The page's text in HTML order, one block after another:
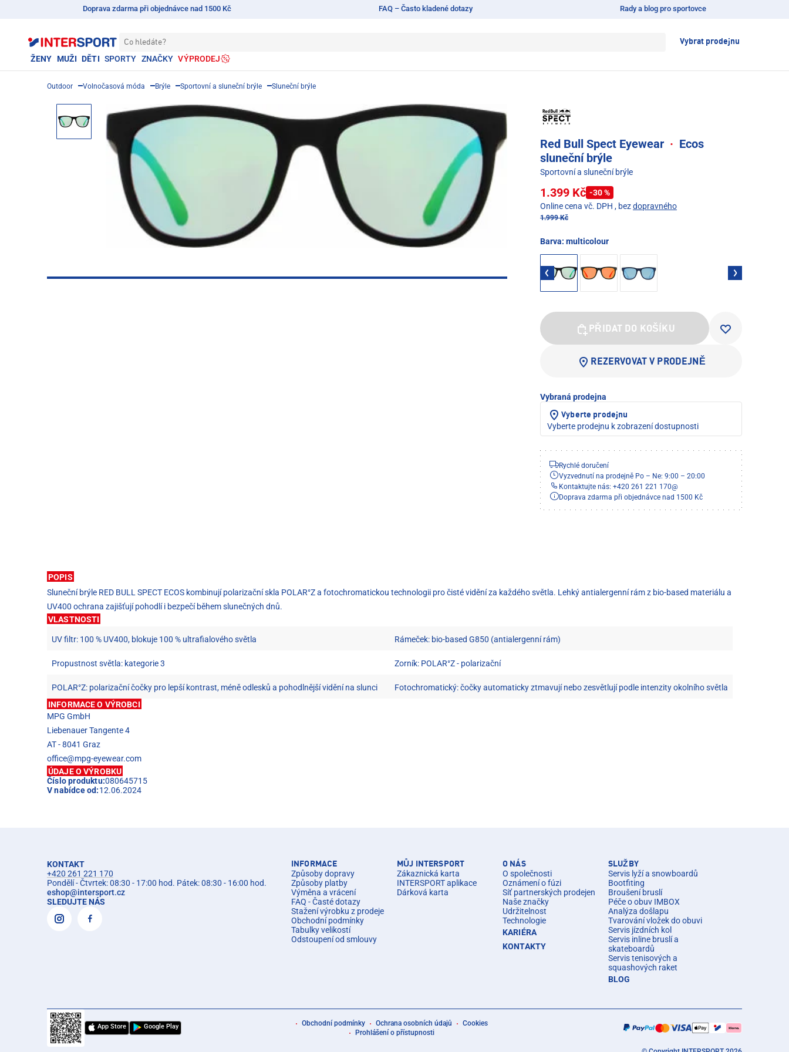
Doprava zdarma při objednávce nad 1500 Kč FAQ – Často kladené dotazy Rady a blog pro sportovce
Co hledáte? Vybrat prodejnu
ŽENY MUŽI DĚTI SPORTY ZNAČKY VÝPRODEJ
Outdoor Volnočasová móda Brýle Sportovní a sluneční brýle Sluneční brýle
Red Bull Spect Eyewear · Ecos
sluneční brýle
Sportovní a sluneční brýle
1.399 Kč -30 %
Online cena vč. DPH , bezdopravného
1.999 Kč
Barva: multicolour
PŘIDAT DO KOŠÍKU
REZERVOVAT V PRODEJNĚ
Vybraná prodejna
Vyberte prodejnu
Vyberte prodejnu k zobrazení dostupnosti
Rychlé doručení
Vyzvednutí na prodejně Po – Ne: 9:00 – 20:00
Kontaktujte nás: +420 261 221 170@
Doprava zdarma při objednávce nad 1500 Kč
POPIS
Sluneční brýle RED BULL SPECT ECOS kombinují polarizační skla POLAR°Z a fotochromatickou technologii pro čisté vidění za každého světla. Lehký antialergenní rám z bio-based materiálu a
UV400 ochrana zajišťují pohodlí i bezpečí během slunečných dnů.
VLASTNOSTI
UV filtr: 100 % UV400, blokuje 100 % ultrafialového světla Rámeček: bio-based G850 (antialergenní rám)
Propustnost světla: kategorie 3 Zorník: POLAR°Z - polarizační
POLAR°Z: polarizační čočky pro lepší kontrast, méně odlesků a pohodlnější vidění na slunci
Fotochromatický: čočky automaticky ztmavují nebo zesvětlují podle intenzity okolního světla
INFORMACE O VÝROBCI
MPG GmbH
Liebenauer Tangente 4
AT - 8041 Graz
office@mpg-eyewear.com
ÚDAJE O VÝROBKU
Číslo produktu:080645715
V nabídce od:12.06.2024
KONTAKT
+420 261 221 170
Pondělí - Čtvrtek: 08:30 - 17:00 hod. Pátek: 08:30 - 16:00 hod.
eshop@intersport.cz
SLEDUJTE NÁS
INFORMACE
Způsoby dopravy
Způsoby platby
Výměna a vrácení
FAQ - Časté dotazy
Stažení výrobku z prodeje
Obchodní podmínky
Tabulky velikostí
Odstoupení od smlouvy
MŮJ INTERSPORT
Zákaznická karta
INTERSPORT aplikace
Dárková karta
O NÁS
O společnosti
Oznámení o fúzi
Síť partnerských prodejen
Naše značky
Udržitelnost
Technologie
KARIÉRA
KONTAKTY
SLUŽBY
Servis lyží a snowboardů
Bootfiting
Broušení bruslí
Péče o obuv IMBOX
Analýza došlapu
Tvarování vložek do obuvi
Servis jízdních kol
Servis inline bruslí a
skateboardů
Servis tenisových a
squashových raket
BLOG
App Store Google Play Obchodní podmínky Ochrana osobních údajů
Cookies
Prohlášení o přístupnosti